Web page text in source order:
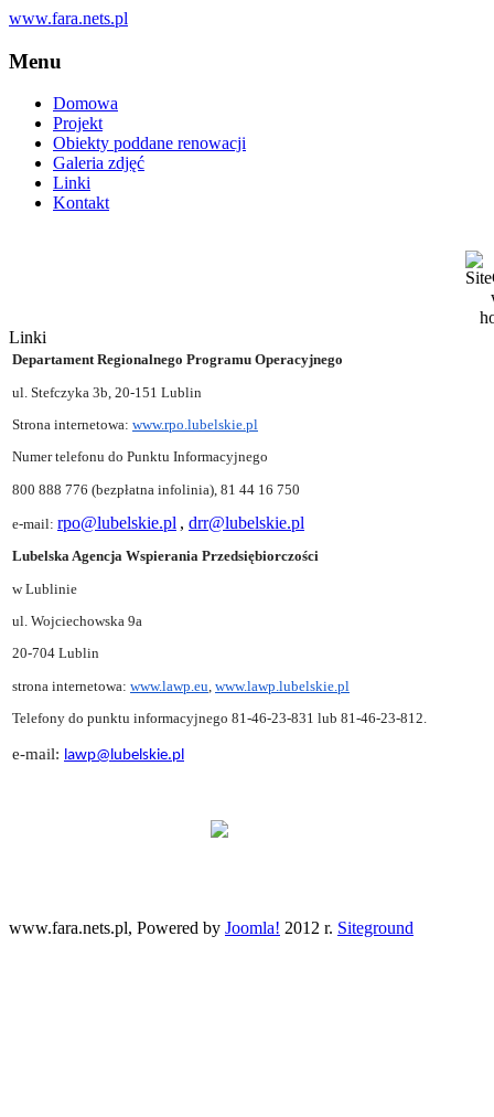
www.fara.nets.pl
Menu
Domowa
Projekt
Obiekty poddane renowacji
Galeria zdjęć
Linki
Kontakt
Linki
Departament Regionalnego Programu Operacyjnego
ul. Stefczyka 3b, 20-151 Lublin
Strona internetowa: www.rpo.lubelskie.pl
Numer telefonu do Punktu Informacyjnego
800 888 776 (bezpłatna infolinia), 81 44 16 750
e-mail: rpo@lubelskie.pl , drr@lubelskie.pl
Lubelska Agencja Wspierania Przedsiębiorczości
w Lublinie
ul. Wojciechowska 9a
20-704 Lublin
strona internetowa: www.lawp.eu www.lawp.lubelskie.pl
Telefony do punktu informacyjnego 81-46-23-831 lub 81-46-23-812.
e-mail: lawp@lubelskie.pl
www.fara.nets.pl, Powered by Joomla! 2012 r. Siteground